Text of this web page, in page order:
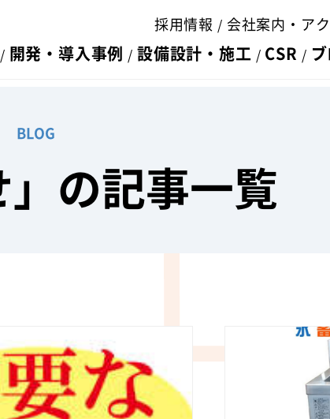
採用情報 会社案内・ア
開発・導入事例 設備設計・施工 CSR
BLOG
」の記事一覧